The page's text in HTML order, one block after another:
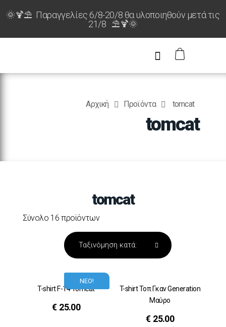
🌞🍹⛱️ Παραγγελίες 6/8-20/8 θα υλοποιηθούν μετά τις
21/8 ⛱️🍹🌞
Αρχική Προϊόντα tomcat
tomcat
tomcat
Σύνολο 16 προϊόντων
ΝΕΟ!
T-shirt F-14 Tomcat
€ 25.00
T-shirt Τοπ Γκαν Generation
Μαύρο
€ 25.00